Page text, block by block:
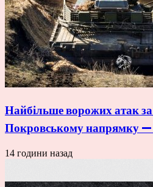
Найбільше ворожих атак за
Покровському напрямку
14 години назад